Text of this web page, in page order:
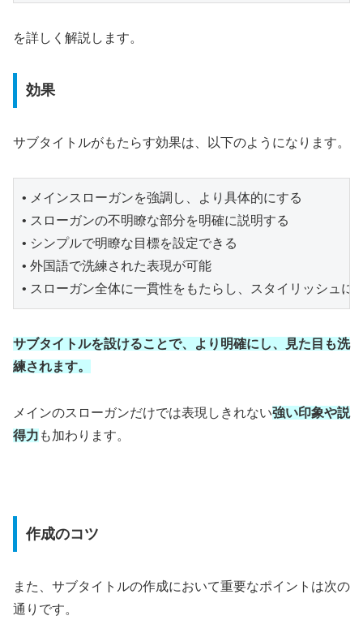
を詳しく解説します。
効果
サブタイトルがもたらす効果は、以下のようになります。
• メインスローガンを強調し、より具体的にする
• スローガンの不明瞭な部分を明確に説明する
• シンプルで明瞭な目標を設定できる
• 外国語で洗練された表現が可能
• スローガン全体に一貫性をもたらし、スタイリッシュに
サブタイトルを設けることで、より明確にし、見た目も洗
練されます。
メインのスローガンだけでは表現しきれない強い印象や説
得力 も加わります。
作成のコツ
また、サブタイトルの作成において重要なポイントは次の
通りです。